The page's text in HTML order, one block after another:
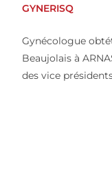
GYNERISQ
Gynécologue
Beaujolais à
des vice